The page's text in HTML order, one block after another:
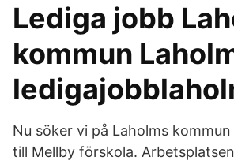
Lediga jobb
kommun
Nu söker vi på Laholms
till Mellby förskola.